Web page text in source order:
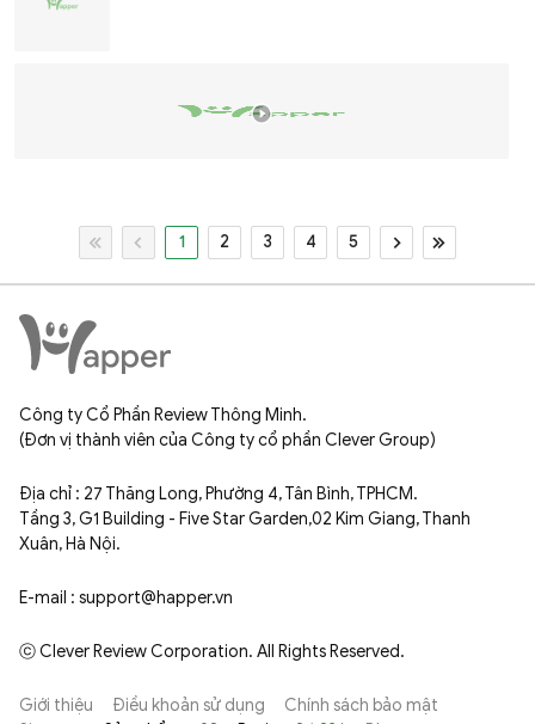
1 2 3 4 5
Công ty Cổ Phần Review Thông Minh.
(Đơn vị thành viên của Công ty cổ phần Clever Group)
Địa chỉ : 27 Thăng Long, Phường 4, Tân Bình, TPHCM.
Tầng 3, G1 Building - Five Star Garden,02 Kim Giang, Thanh
Xuân, Hà Nội.
E-mail : support@happer.vn
ⓒ Clever Review Corporation. All Rights Reserved.
Giới thiệu Điều khoản sử dụng
Chính sách bảo mật